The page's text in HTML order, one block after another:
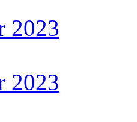
2023
2023